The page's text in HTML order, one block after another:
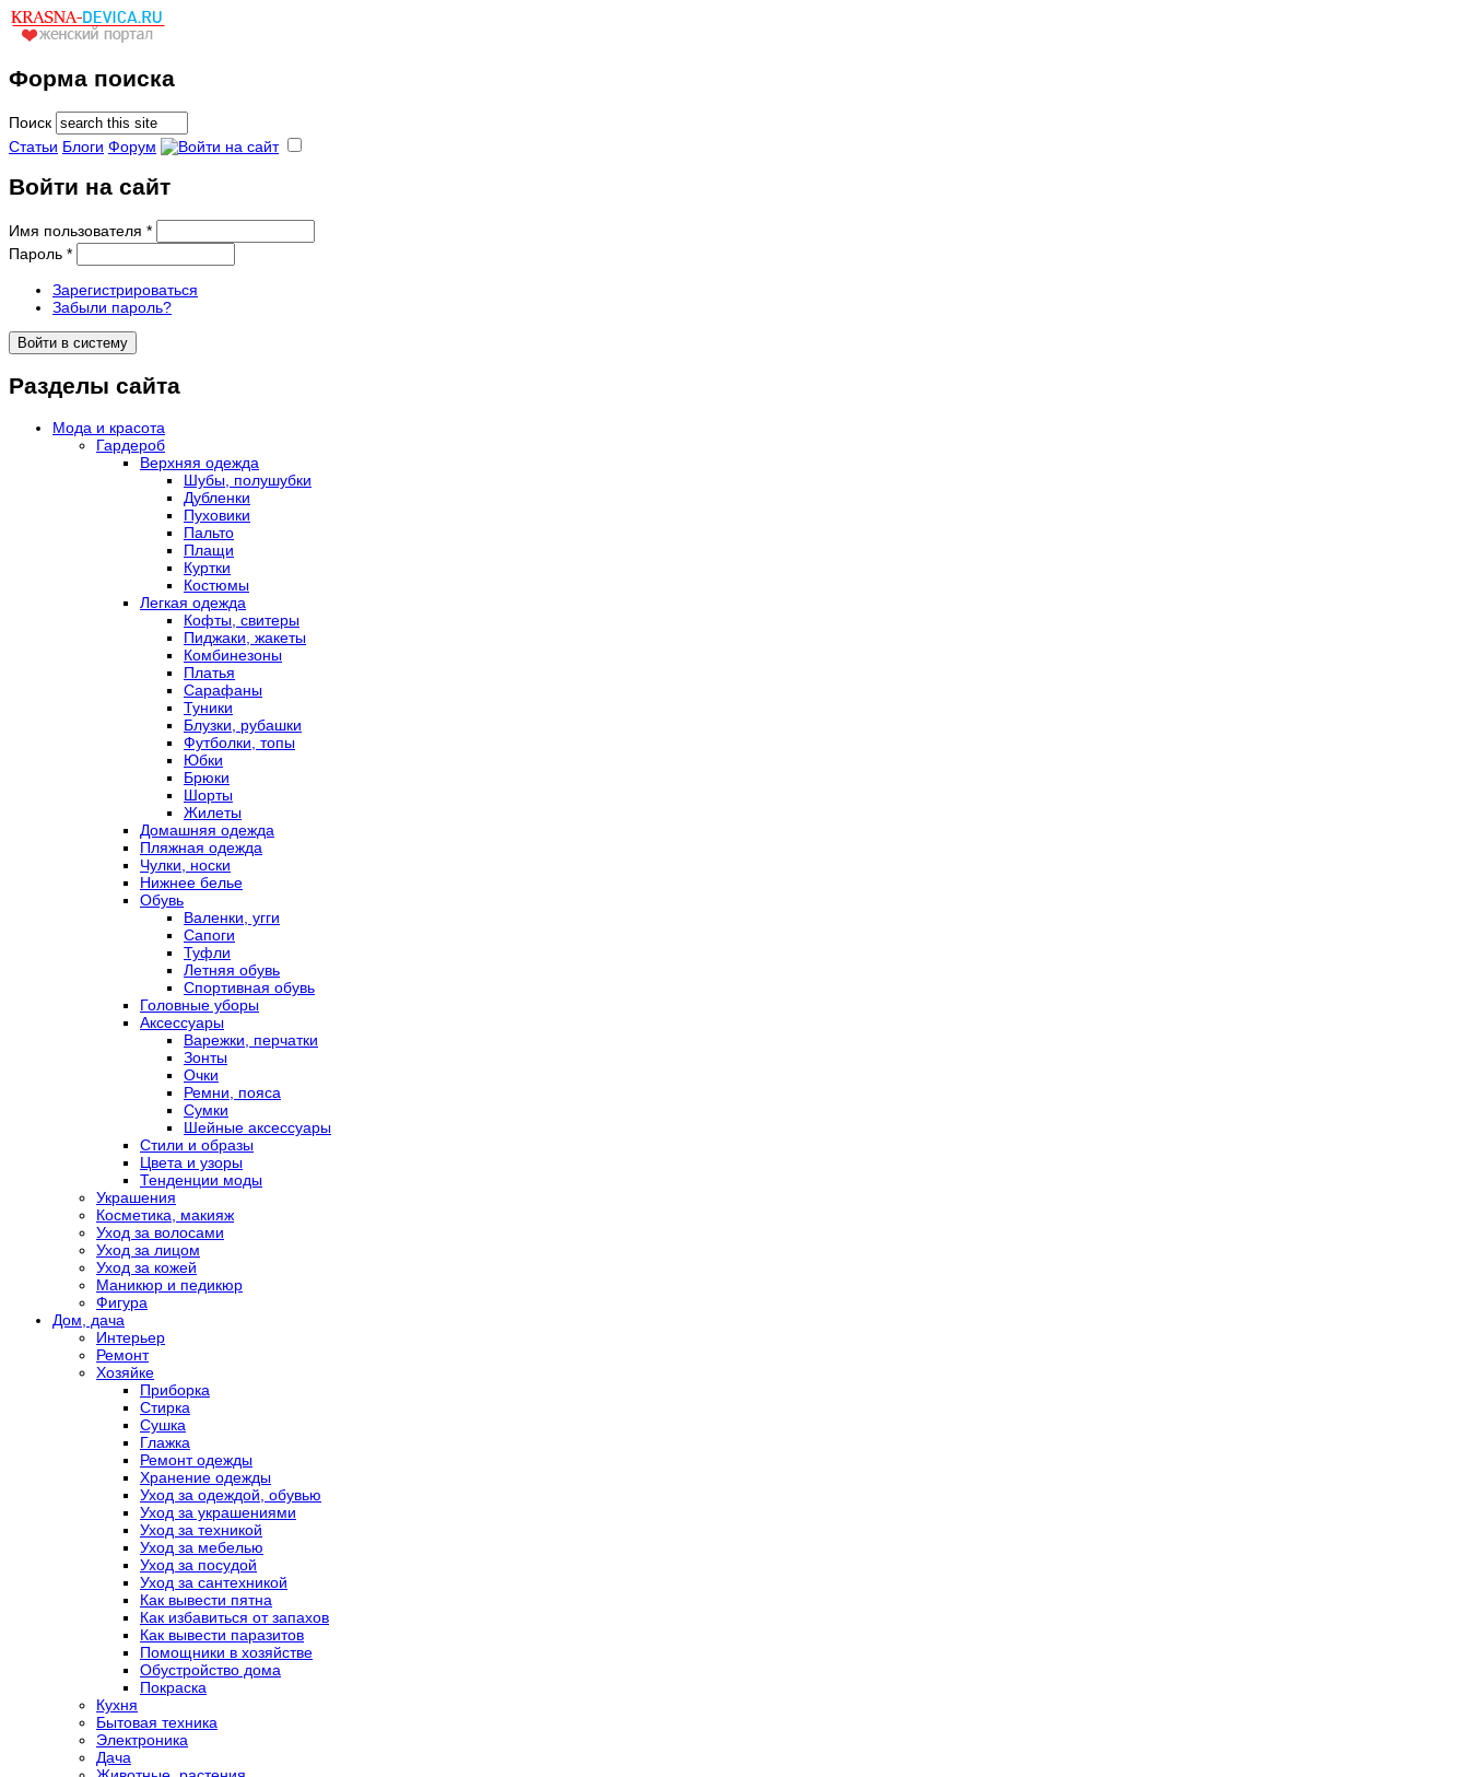
Форма поиска
Поиск
Статьи Блоги Форум
Войти на сайт
Имя пользователя *
Пароль *
Зарегистрироваться
Забыли пароль?
Разделы сайта
Мода и красота
Гардероб
Верхняя одежда
Шубы, полушубки
Дубленки
Пуховики
Пальто
Плащи
Куртки
Костюмы
Легкая одежда
Кофты, свитеры
Пиджаки, жакеты
Комбинезоны
Платья
Сарафаны
Туники
Блузки, рубашки
Футболки, топы
Юбки
Брюки
Шорты
Жилеты
Домашняя одежда
Пляжная одежда
Чулки, носки
Нижнее белье
Обувь
Валенки, угги
Сапоги
Туфли
Летняя обувь
Спортивная обувь
Головные уборы
Аксессуары
Варежки, перчатки
Зонты
Очки
Ремни, пояса
Сумки
Шейные аксессуары
Стили и образы
Цвета и узоры
Тенденции моды
Украшения
Косметика, макияж
Уход за волосами
Уход за лицом
Уход за кожей
Маникюр и педикюр
Фигура
Дом, дача
Интерьер
Ремонт
Хозяйке
Приборка
Стирка
Сушка
Глажка
Ремонт одежды
Хранение одежды
Уход за одеждой, обувью
Уход за украшениями
Уход за техникой
Уход за мебелью
Уход за посудой
Уход за сантехникой
Как вывести пятна
Как избавиться от запахов
Как вывести паразитов
Помощники в хозяйстве
Обустройство дома
Покраска
Кухня
Бытовая техника
Электроника
Дача